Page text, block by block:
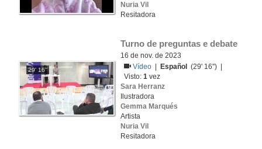
Nuria Vil
Resitadora
29' 16''
Turno de preguntas e debate
16 de nov. de 2023
Vídeo
Español
(29' 16'') |
Visto:1 vez
Sara Herranz
Ilustradora
Gemma Marqués
Artista
Nuria Vil
Resitadora